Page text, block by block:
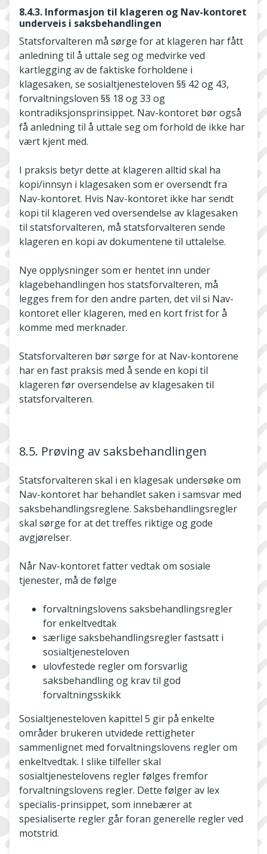
8.4.3. Informasjon til klageren og Nav-kontoret
underveis i saksbehandlingen
Statsforvalteren må sørge for at klageren har fått
anledning til å uttale seg og medvirke ved
kartlegging av de faktiske forholdene i
klagesaken, se sosialtjenesteloven §§ 42 og 43,
forvaltningsloven §§ 18 og 33 og
kontradiksjonsprinsippet. Nav-­kontoret bør også
få anledning til å uttale seg om forhold de ikke har
vært kjent med.
I praksis betyr dette at klageren alltid skal ha
kopi/innsyn i klagesaken som er oversendt fra
Nav­-kontoret. Hvis Nav-kontoret ikke har sendt
kopi til klageren ved oversendelse av klagesaken
til statsforvalteren, må statsforvalteren sende
klageren en kopi av dokumentene til uttalelse.
Nye opplysninger som er hentet inn under
klagebehandlingen hos statsforvalteren, må
legges frem for den andre parten, det vil si Nav-
kontoret eller klageren, med en kort frist for å
komme med merknader.
Statsforvalteren bør sørge for at Nav-kontorene
har en fast praksis med å sende en kopi til
klageren før oversendelse av klagesaken til
statsforvalteren.
8.5. Prøving av saksbehandlingen
Statsforvalteren skal i en klagesak undersøke om
Nav-kontoret har behandlet saken i samsvar med
saksbehandlingsreglene. Saksbehandlingsregler
skal sørge for at det treffes riktige og gode
avgjørelser.
Når Nav-­kontoret fatter vedtak om sosiale
tjenester, må de følge
forvaltningslovens saksbehandlingsregler
for enkeltvedtak
særlige saksbehandlingsregler fastsatt i
sosialtjenesteloven
ulovfestede regler om forsvarlig
saksbehandling og krav til god
forvaltningsskikk
Sosialtjenesteloven kapittel 5 gir på enkelte
områder brukeren utvidede rettigheter
sammenlignet med forvaltningslovens regler om
enkeltvedtak. I slike tilfeller skal
sosialtjenestelovens regler følges fremfor
forvaltningslovens regler. Dette følger av lex
specialis-prinsippet, som innebærer at
spesialiserte regler går foran generelle regler ved
motstrid.